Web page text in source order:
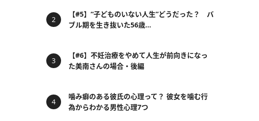
【#5】“子どものいない人生”どうだった？ バ
ブル期を生き抜いた56歳...
【#6】不妊治療をやめて人生が前向きになっ
た美南さんの場合・後編
噛み癖のある彼氏の心理って？ 彼女を噛む行
為からわかる男性心理7つ